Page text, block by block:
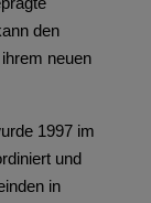
den
neuen
1997 im
und
in